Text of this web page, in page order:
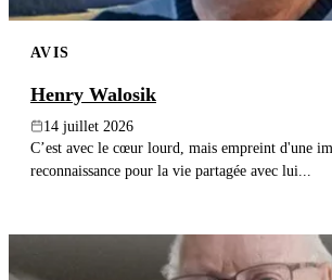
AVIS
Henry Walosik
14 juillet 2026
C’est avec le cœur lourd, mais empreint d'une
reconnaissance pour la vie partagée avec lui...